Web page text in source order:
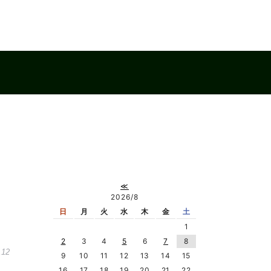
≪
2026/8
日
月 火 水 木 金
土
1
2
3 4 5 6 7
8
9
10 11 12 13 14
15